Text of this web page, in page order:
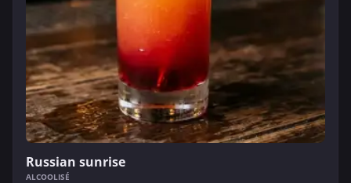
Russian sunrise
ALCOOLISÉ